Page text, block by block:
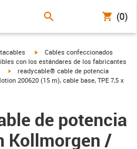
(0)
igus-icon-arrow-right
Cables confeccionados
con los estándares de los fabricantes
igus-icon-arrow-right
readycable® cable de potencia
200620 (15 m), cable base, TPE 7,5 x
de potencia
Kollmorgen /